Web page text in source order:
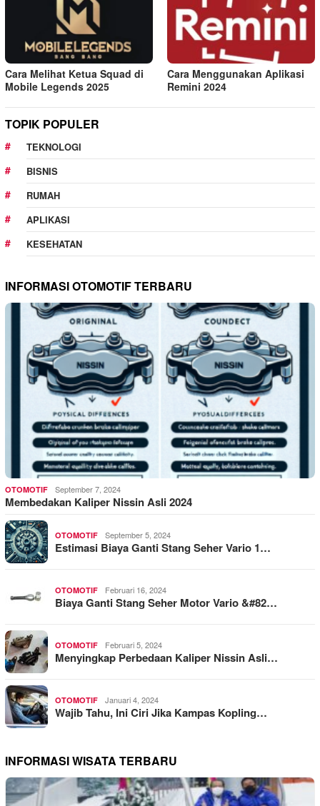
Cara Melihat Ketua Squad di
Mobile Legends 2025
Cara Menggunakan Aplikasi
Remini 2024
TOPIK POPULER
TEKNOLOGI
BISNIS
RUMAH
APLIKASI
KESEHATAN
INFORMASI OTOMOTIF TERBARU
OTOMOTIF September 7, 2024
Membedakan Kaliper Nissin Asli 2024
OTOMOTIF September 5, 2024
Estimasi Biaya Ganti Stang Seher Vario 1…
OTOMOTIF Februari 16, 2024
Biaya Ganti Stang Seher Motor Vario &#82…
OTOMOTIF Februari 5, 2024
Menyingkap Perbedaan Kaliper Nissin Asli…
OTOMOTIF Januari 4, 2024
Wajib Tahu, Ini Ciri Jika Kampas Kopling…
INFORMASI WISATA TERBARU